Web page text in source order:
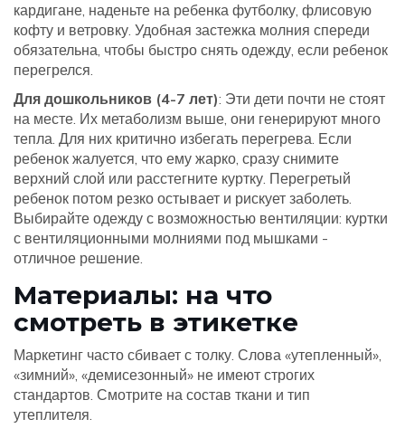
кардигане, наденьте на ребенка футболку, флисовую
кофту и ветровку. Удобная застежка молния спереди
обязательна, чтобы быстро снять одежду, если ребенок
перегрелся.
Для дошкольников (4-7 лет): Эти дети почти не стоят
на месте. Их метаболизм выше, они генерируют много
тепла. Для них критично избегать перегрева. Если
ребенок жалуется, что ему жарко, сразу снимите
верхний слой или расстегните куртку. Перегретый
ребенок потом резко остывает и рискует заболеть.
Выбирайте одежду с возможностью вентиляции: куртки
с вентиляционными молниями под мышками -
отличное решение.
Материалы: на что
смотреть в этикетке
Маркетинг часто сбивает с толку. Слова «утепленный»,
«зимний», «демисезонный» не имеют строгих
стандартов. Смотрите на состав ткани и тип
утеплителя.